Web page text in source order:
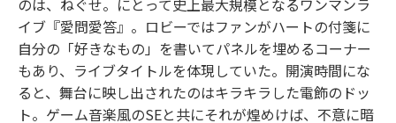
イブ『愛問愛答』。ロビーではファンがハートの付箋に
自分の「好きなもの」を書いてパネルを埋めるコーナー
もあり、ライブタイトルを体現していた。開演時間にな
ると、舞台に映し出されたのはキラキラした電飾のドッ
ト。ゲーム音楽風のSEと共にそれが煌めけば、不意に暗